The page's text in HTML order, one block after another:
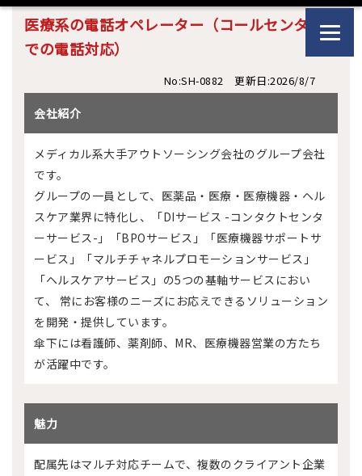
医療系の電話オペレーター（コールセンター
での電話対応）
No:SH-0882 更新日:2026/8/7
会社紹介
メディカル系大手アウトソーシング会社のグループ会社
です。
グループの一員として、医薬品・医療・医療機器・ヘル
スケア業界に特化し、「DIサービス -コンタクトセンタ
ーサービス-」「BPOサービス」「医療機器サポートサ
ービス」「マルチチャネルプロモーションサービス」
「ヘルスケアサービス」の5つの基軸サービスにおい
て、 常にお客様のニーズにお応えできるソリューション
を開発・提供しています。
傘下には看護師、薬剤師、MR、医療機器営業の方たち
が活躍中です。
魅力
配属先はマルチ対応チームで、複数のクライアント企業